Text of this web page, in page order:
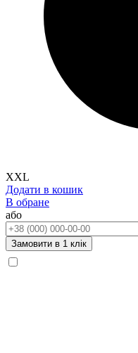
XXL
Додати в кошик
В обране
або
Телефон:
Замовити в 1 клік